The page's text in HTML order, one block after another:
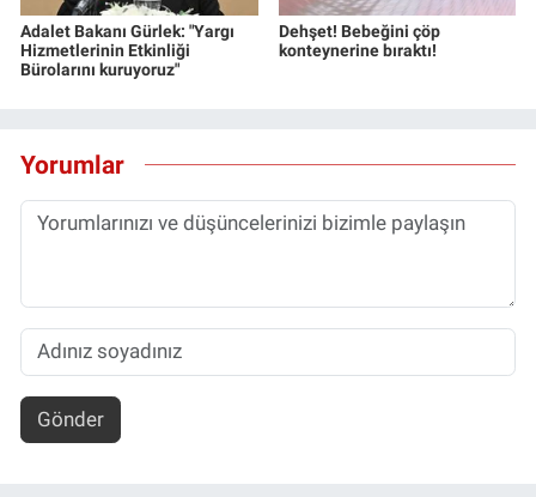
Adalet Bakanı Gürlek: "Yargı
Hizmetlerinin Etkinliği
Bürolarını kuruyoruz"
Dehşet! Bebeğini çöp
konteynerine bıraktı!
Yorumlar
Gönder